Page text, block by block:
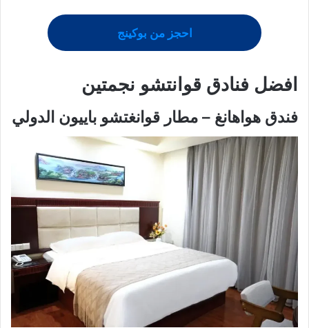
احجز من بوكينج
افضل فنادق قوانتشو نجمتين
فندق هواهانغ – مطار قوانغتشو باييون الدولي